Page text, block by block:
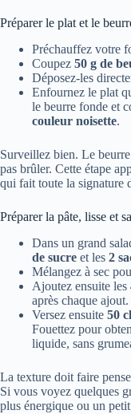
Préparer le plat et le
Préchauffez votre
Coupez 50 g de
Déposez-les
Enfournez le plat
le beurre fonde et
couleur noisette.
Surveillez bien. Le
pas brûler. Cette étape
qui fait toute la signature
Préparer la pâte, lisse et
Dans un grand
de sucre et les 2
Mélangez à sec
Ajoutez ensuite les
après chaque ajout.
Versez ensuite 50
Fouettez pour
liquide, sans
La texture doit faire
Si vous voyez quelques
plus énergique ou un